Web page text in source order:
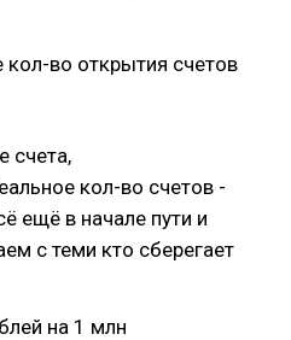
во открытия счетов
счета,
кол-во счетов -
ещё в начале пути и
с теми кто сберегает
на 1 млн